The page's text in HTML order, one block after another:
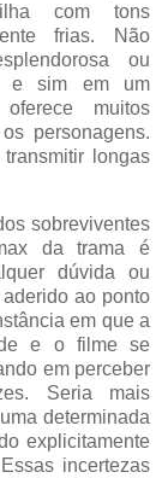
ilha com tons
frias. Não
ou
e sim em um
muitos
personagens.
longas
sobreviventes
da trama é
dúvida ou
ao ponto
em que a
e o filme se
em perceber
Seria mais
determinada
explicitamente
incertezas